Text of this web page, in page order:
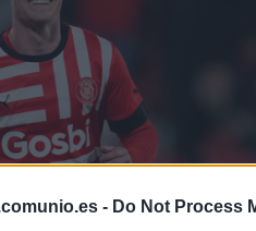
- Do Not Process